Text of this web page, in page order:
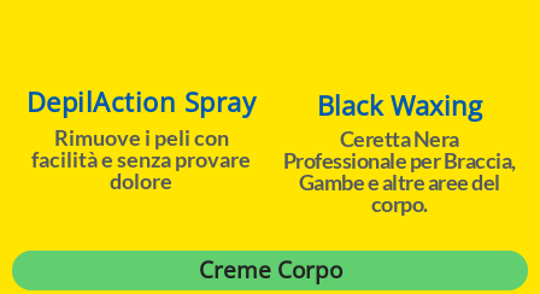
DepilAction Spray
Rimuove i peli con
facilità e senza provare
dolore
Black Waxing
Ceretta Nera
Professionale per Braccia,
Gambe e altre aree del
corpo.
Creme Corpo